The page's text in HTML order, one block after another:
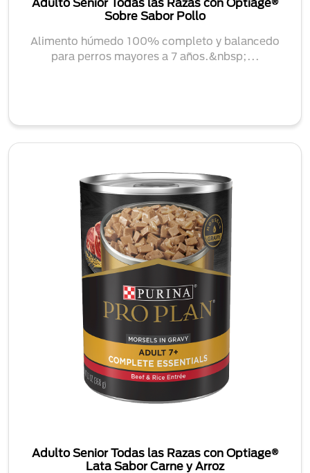
Sobre Sabor Pollo
Alimento húmedo 100% completo y balancedo
para perros mayores a 7 años.&nbsp;...
Adulto Senior Todas las Razas con Optiage®
Lata Sabor Carne y Arroz